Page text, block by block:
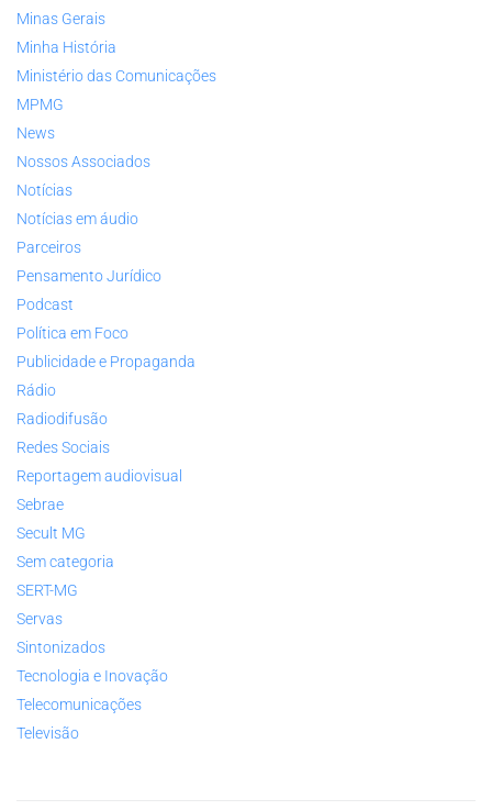
Minas Gerais
Minha História
Ministério das Comunicações
MPMG
News
Nossos Associados
Notícias
Notícias em áudio
Parceiros
Pensamento Jurídico
Podcast
Política em Foco
Publicidade e Propaganda
Rádio
Radiodifusão
Redes Sociais
Reportagem audiovisual
Sebrae
Secult MG
Sem categoria
SERT-MG
Servas
Sintonizados
Tecnologia e Inovação
Telecomunicações
Televisão